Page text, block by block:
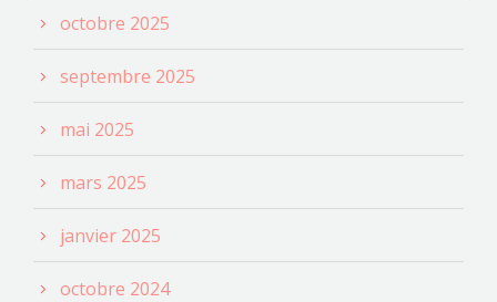
octobre 2025
septembre 2025
mai 2025
mars 2025
janvier 2025
octobre 2024